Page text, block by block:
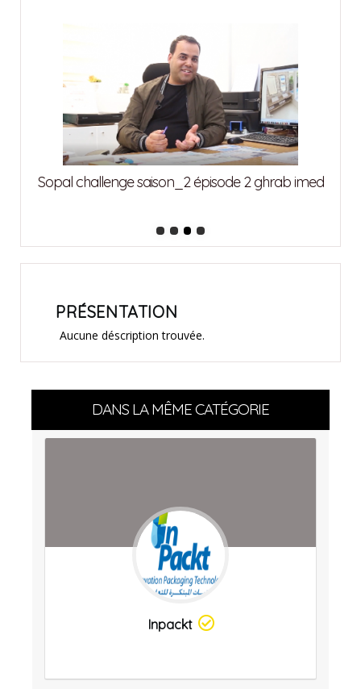
Sopal challenge saison_2 épisode 2 ghrab imed
PRÉSENTATION
Aucune déscription trouvée.
DANS LA MÊME CATÉGORIE
Inpackt